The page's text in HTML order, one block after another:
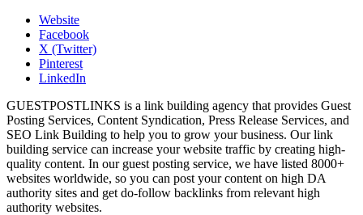
Website
Facebook
X (Twitter)
Pinterest
LinkedIn
GUESTPOSTLINKS is a link building agency that provides Guest
Posting Services, Content Syndication, Press Release Services, and
SEO Link Building to help you to grow your business. Our link
building service can increase your website traffic by creating high-
quality content. In our guest posting service, we have listed 8000+
websites worldwide, so you can post your content on high DA
authority sites and get do-follow backlinks from relevant high
authority websites.